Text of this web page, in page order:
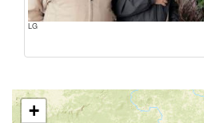
LG
+